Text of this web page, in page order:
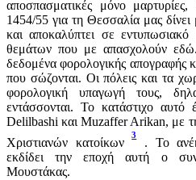
αποσπασματικές μόνο
1454/55 για τη Θεσσαλία μας δίνει
και αποκαλύπτει σε
θεμάτων που με απασχολούν εδώ.
δεδομένα φορολογικής απογραφής
που σώζονται. Οι πόλεις και τα
φορολογική υπαγωγή τους,
εντάσσονται. Το κατάστιχο αυτό
Delilbashi και Muzaffer Arikan, με
Χριστιανών κατοίκων
3
. Το
εκδίδει την εποχή αυτή ο
Μουστάκας.